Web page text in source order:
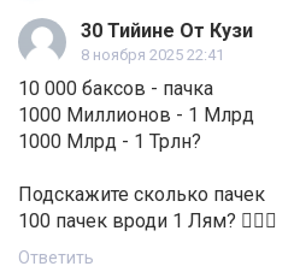
30 Тийине От Кузи
8 ноября 2025 22:41
10 000 баксов - пачка
1000 Миллионов - 1 Млрд
1000 Млрд - 1 Трлн?
Подскажите сколько пачек
100 пачек вроди 1 Лям? 👌🏼🤩
Ответить